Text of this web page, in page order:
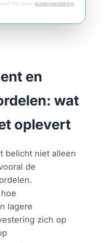
met onze privacyverklaring
en
wat
oplevert
belicht niet alleen
de
lagere
zich op